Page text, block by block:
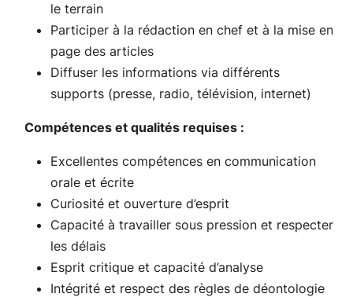
le terrain
Participer à la rédaction en chef et à la mise en
page des articles
Diffuser les informations via différents
supports (presse, radio, télévision, internet)
Compétences et qualités requises :
Excellentes compétences en communication
orale et écrite
Curiosité et ouverture d’esprit
Capacité à travailler sous pression et respecter
les délais
Esprit critique et capacité d’analyse
Intégrité et respect des règles de déontologie